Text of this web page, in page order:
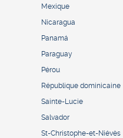
Mexique
Nicaragua
Panamá
Paraguay
Pérou
République dominicaine
Sainte-Lucie
Salvador
St-Christophe-et-Niévès